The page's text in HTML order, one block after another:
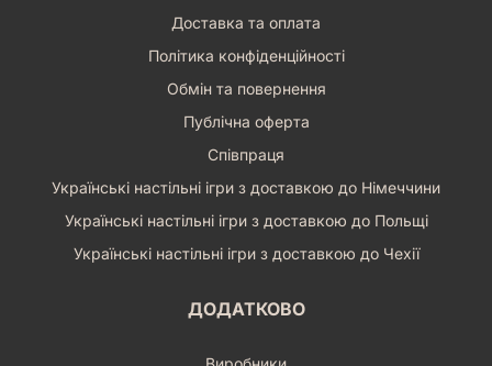
Доставка та оплата
Політика конфіденційності
Обмін та повернення
Публічна оферта
Співпраця
Українські настільні ігри з доставкою до Німеччини
Українські настільні ігри з доставкою до Польщі
Українські настільні ігри з доставкою до Чехії
ДОДАТКОВО